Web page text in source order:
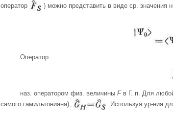
оператор
) можно представить в виде ср. значения
Оператор
наз. оператором физ. величины Fв Г. п. Для
самого гамильтониана),
. Используя ур-ния